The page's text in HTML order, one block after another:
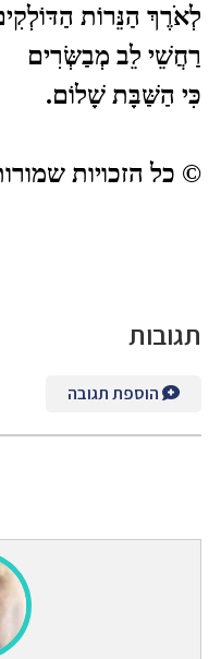
לְאֹרֶךְ הַנֵּרוֹת
רַחֲשֵׁי לֵב מְבַשְּׂרִים
כִּי הַשַּׁבָּת שָׁלוֹם.
© כל הזכויות
תגובות
הוספת תגובה